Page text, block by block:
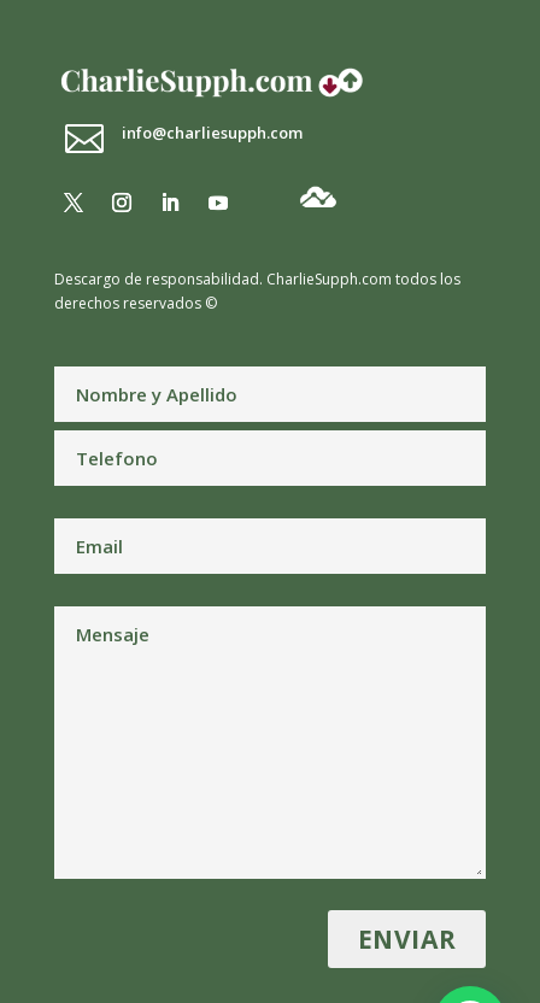
 info@charliesupph.com
Descargo de responsabilidad. CharlieSupph.com todos los
derechos reservados ©